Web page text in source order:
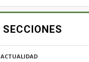
SECCIONES
ACTUALIDAD